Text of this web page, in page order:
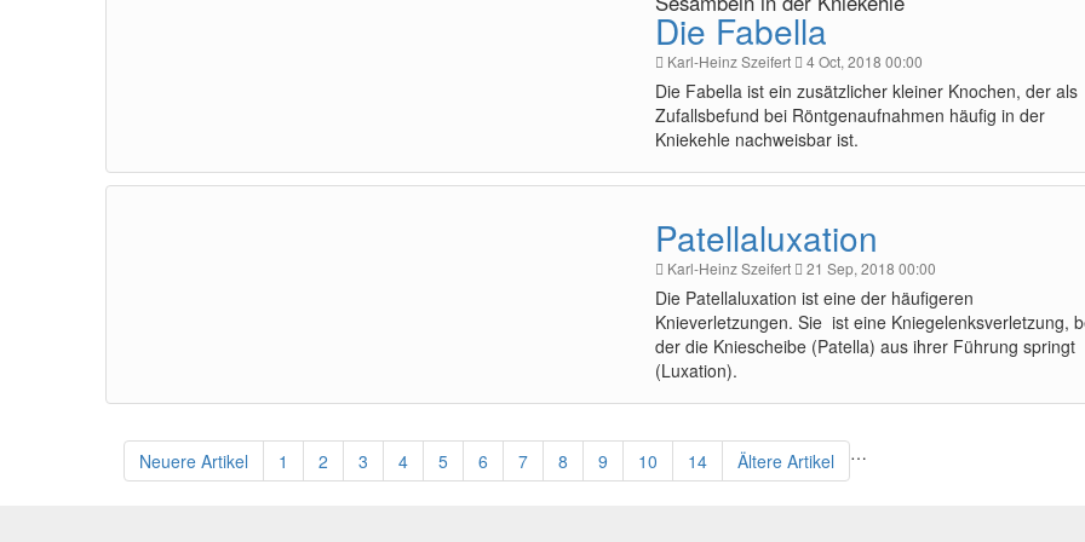
Die Fabella
Karl-Heinz Szeifert 4 Oct, 2018 00:00
Die Fabella ist ein zusätzlicher kleiner Knochen, der als
Zufallsbefund bei Röntgenaufnahmen häufig in der
Kniekehle nachweisbar ist.
Patellaluxation
Karl-Heinz Szeifert 21 Sep, 2018 00:00
Die Patellaluxation ist eine der häufigeren
Knieverletzungen. Sie ist eine Kniegelenksverletzung,
der die Kniescheibe (Patella) aus ihrer Führung springt
(Luxation).
Neuere Artikel 1 2 3 4 5 6 7 8 9 10 …
14 Ältere Artikel